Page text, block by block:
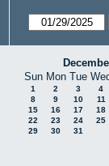
Sun Mon Tue
1 2 3
4
8
9 10
11
15
16 17
18
22
23 24
25
29
30 31